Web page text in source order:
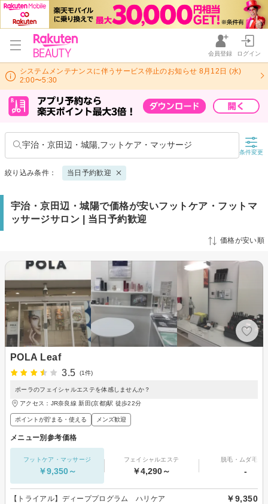
会員登録 ログイン
システムメンテナンスに伴うサービス停止のお知らせ 8月12日 (水)
2:00〜5:30
宇治・京田辺・城陽,フットケア・マッサージ
条件変更
絞り込み条件： 当日予約歓迎
宇治・京田辺・城陽で価格が安いフットケア・フットマ
ッサージサロン | 当日予約歓迎
価格が安い順
POLA Leaf
3.5
(1件)
ポーラのフェイシャルエステを体感しませんか？
アクセス：JR奈良線 新田(京都)駅 徒歩22分
ポイントが貯まる・使える メンズ歓迎
メニュー別参考価格
フットケア・マッサージ
￥9,350～
フェイシャルエステ
￥4,290～
脱毛・ムダ毛処
-
【トライアル】ディーププログラム ハリケア ￥9,350